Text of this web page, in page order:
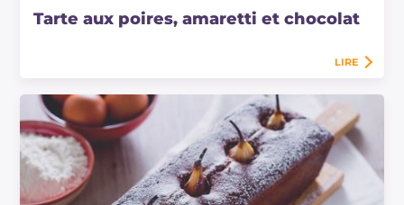
Tarte aux poires, amaretti et chocolat
LIRE